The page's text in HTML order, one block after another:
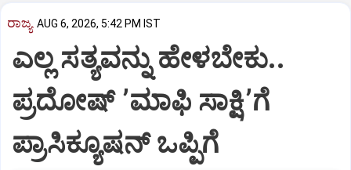
ರಾಜ್ಯ AUG 6, 2026, 5:42 PM IST
ಎಲ್ಲ ಸತ್ಯವನ್ನು ಹೇಳಬೇಕು..
ಪ್ರದೋಷ್‌ ʼಮಾಫಿ ಸಾಕ್ಷಿʼಗೆ
ಪ್ರಾಸಿಕ್ಯೂಷನ್ ಒಪ್ಪಿಗೆ